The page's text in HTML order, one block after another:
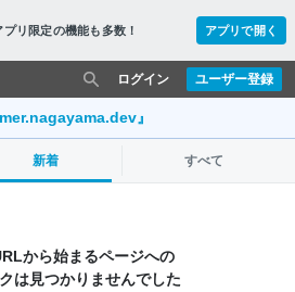
プリ限定の機能も多数！ アプリで開く
ユーザー登録
ログイン
』
新着 すべて
から始まるページへの
は見つかりませんでした